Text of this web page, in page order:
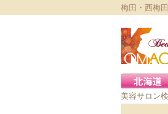
梅田・西梅
美容サロン